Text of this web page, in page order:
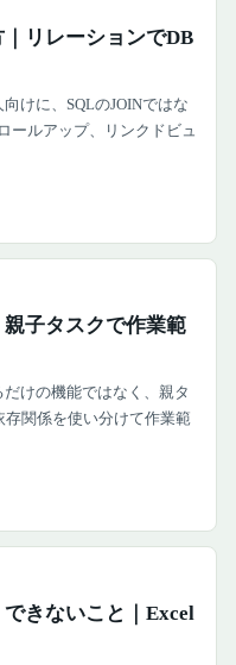
リレーションでDB
けに、SQLのJOINではな
ールアップ、リンクドビュ
子タスクで作業範
けの機能ではなく、親タ
関係を使い分けて作業範
きないこと｜Excel